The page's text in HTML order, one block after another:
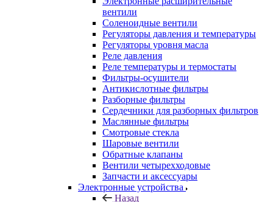
вентили
Соленоидные вентили
Регуляторы давления и температуры
Регуляторы уровня масла
Реле давления
Реле температуры и термостаты
Фильтры-осушители
Антикислотные фильтры
Разборные фильтры
Сердечники для разборных фильтров
Маслянные фильтры
Смотровые стекла
Шаровые вентили
Обратные клапаны
Вентили четырехходовые
Запчасти и аксессуары
Электронные устройства
Назад